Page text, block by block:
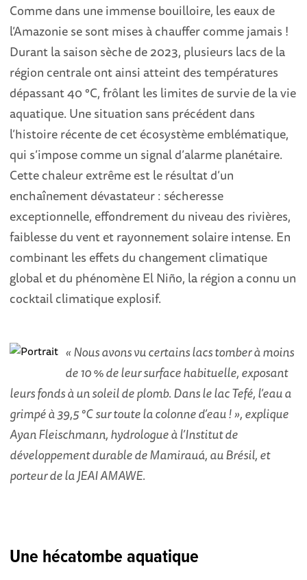
Comme dans une immense bouilloire, les eaux de
l’Amazonie se sont mises à chauffer comme jamais !
Durant la saison sèche de 2023, plusieurs lacs de la
région centrale ont ainsi atteint des températures
dépassant 40 °C, frôlant les limites de survie de la vie
aquatique. Une situation sans précédent dans
l’histoire récente de cet écosystème emblématique,
qui s’impose comme un signal d’alarme planétaire.
Cette chaleur extrême est le résultat d’un
enchaînement dévastateur : sécheresse
exceptionnelle, effondrement du niveau des rivières,
faiblesse du vent et rayonnement solaire intense. En
combinant les effets du changement climatique
global et du phénomène El Niño, la région a connu un
cocktail climatique explosif.
« Nous avons vu certains lacs tomber à moins
de 10 % de leur surface habituelle, exposant
leurs fonds à un soleil de plomb. Dans le lac Tefé, l’eau a
grimpé à 39,5 °C sur toute la colonne d’eau ! », explique
Ayan Fleischmann, hydrologue à l’Institut de
développement durable de Mamirauá, au Brésil, et
porteur de laJEAI AMAWE.
Une hécatombe aquatique